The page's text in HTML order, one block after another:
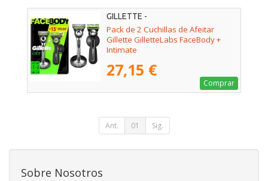
GILLETTE -
Pack de 2 Cuchillas de Afeitar
Gillette GilletteLabs FaceBody +
Intimate
27,15 €
Comprar
Ant. 01 Sig.
Sobre Nosotros